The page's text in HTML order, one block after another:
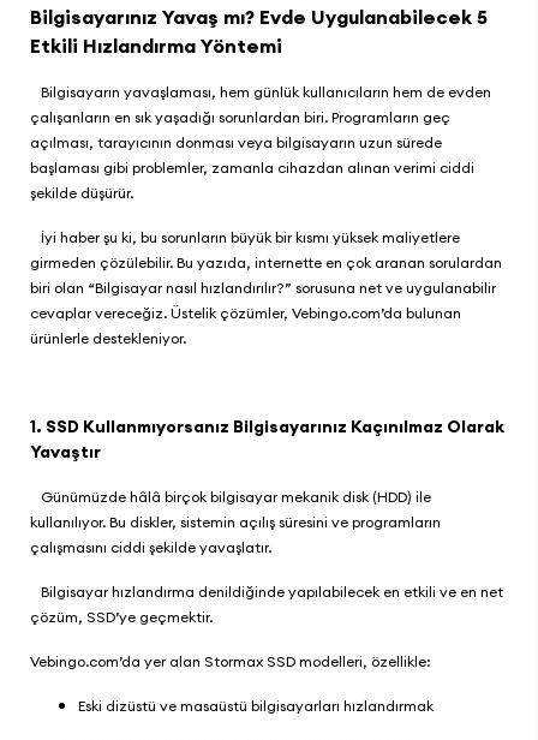
Bilgisayarınız Yavaş mı? Evde Uygulanabilecek 5
Etkili Hızlandırma Yöntemi
Bilgisayarın yavaşlaması, hem günlük kullanıcıların hem de evden
çalışanların en sık yaşadığı sorunlardan biri. Programların geç
açılması, tarayıcının donması veya bilgisayarın uzun sürede
başlaması gibi problemler, zamanla cihazdan alınan verimi ciddi
şekilde düşürür.
İyi haber şu ki, bu sorunların büyük bir kısmı yüksek maliyetlere
girmeden çözülebilir. Bu yazıda, internette en çok aranan sorulardan
biri olan “Bilgisayar nasıl hızlandırılır?” sorusuna net ve uygulanabilir
cevaplar vereceğiz. Üstelik çözümler, Vebingo.com’da bulunan
ürünlerle destekleniyor.
1. SSD Kullanmıyorsanız Bilgisayarınız Kaçınılmaz Olarak
Yavaştır
Günümüzde hâlâ birçok bilgisayar mekanik disk (HDD) ile
kullanılıyor. Bu diskler, sistemin açılış süresini ve programların
çalışmasını ciddi şekilde yavaşlatır.
Bilgisayar hızlandırma denildiğinde yapılabilecek en etkili ve en net
çözüm, SSD’ye geçmektir.
Vebingo.com’da yer alan Stormax SSD modelleri, özellikle:
Eski dizüstü ve masaüstü bilgisayarları hızlandırmak